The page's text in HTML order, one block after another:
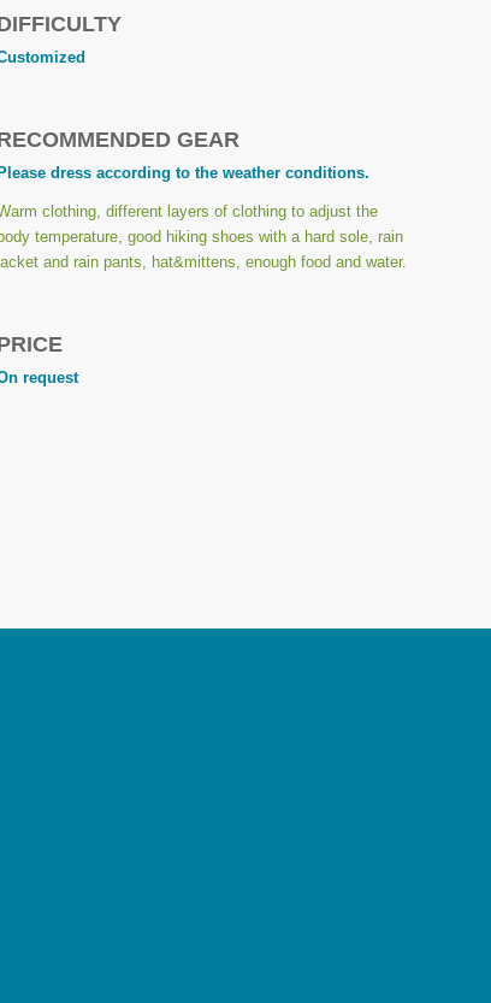
GEAR
Please dress according to the weather conditions.
clothing, different layers of clothing to adjust the
body temperature, good hiking shoes with a hard sole, rain
and rain pants, hat&mittens, enough food and water.
request